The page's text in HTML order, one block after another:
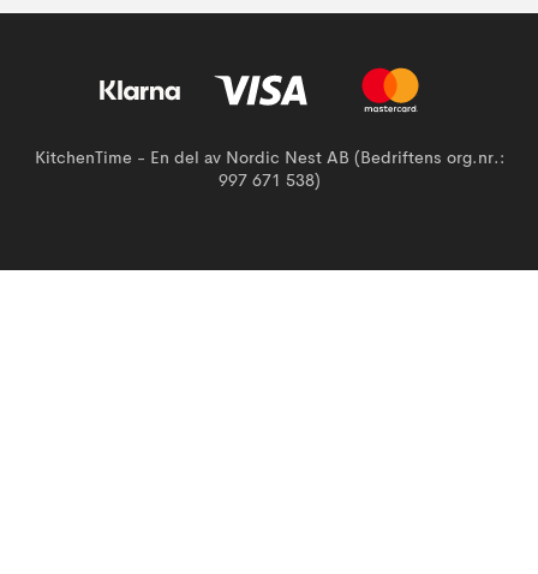
KitchenTime - En del av Nordic Nest AB (Bedriftens org.nr.:
997 671 538)